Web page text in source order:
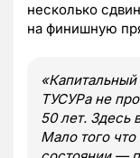
несколько
на финишную
ТУСУРа не
50 лет. Здесь
Мало того